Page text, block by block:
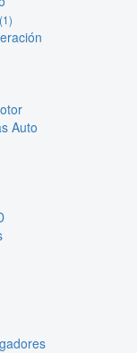
(1)
Auto